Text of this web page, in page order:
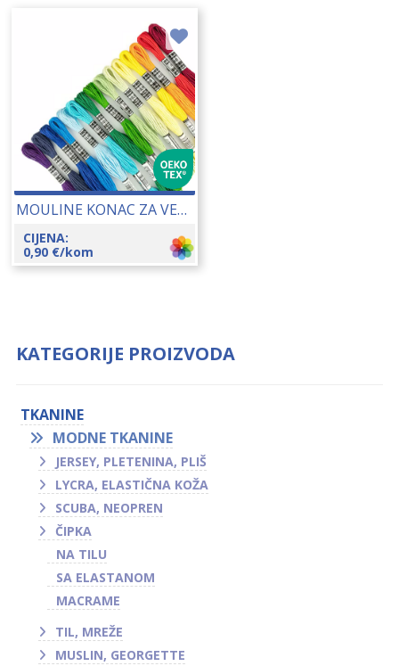
MOULINE KONAC ZA VEZENJE 25148
CIJENA:
0,90 €/kom
KATEGORIJE PROIZVODA
TKANINE
MODNE TKANINE
JERSEY, PLETENINA, PLIŠ
LYCRA, ELASTIČNA KOŽA
SCUBA, NEOPREN
ČIPKA
NA TILU
SA ELASTANOM
MACRAME
TIL, MREŽE
MUSLIN, GEORGETTE